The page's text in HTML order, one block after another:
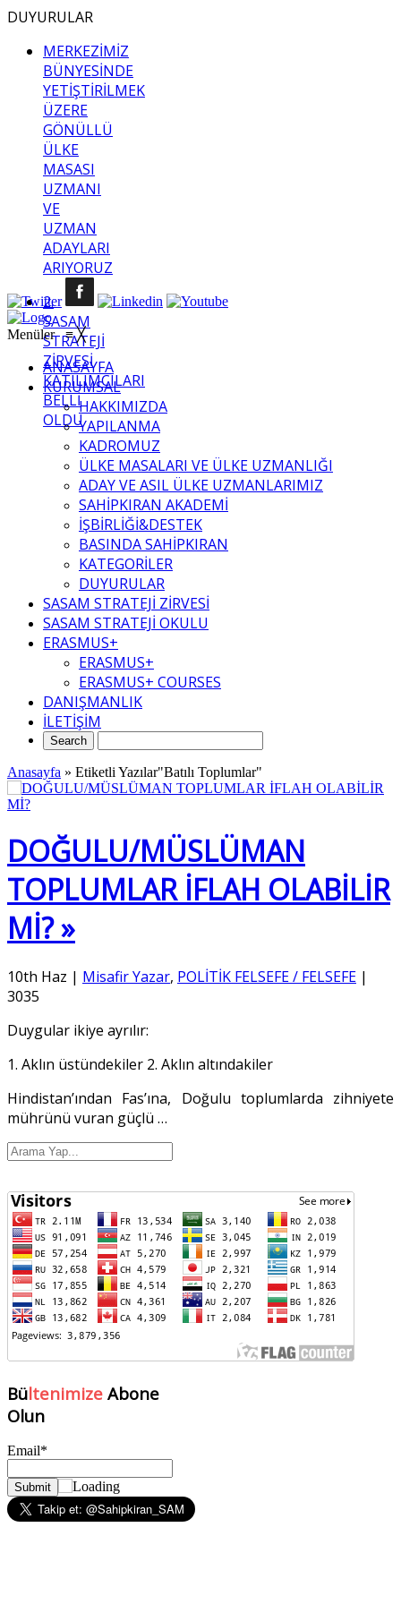
DUYURULAR
MERKEZİMİZ
BÜNYESİNDE
YETİŞTİRİLMEK
ÜZERE
GÖNÜLLÜ
ÜLKE
MASASI
UZMANI
VE
UZMAN
ADAYLARI
ARIYORUZ
2.
SASAM
STRATEJİ
ZİRVESİ
KATILIMCILARI
BELLİ
OLDU
Menüler≡ ╳
ANASAYFA
KURUMSAL
HAKKIMIZDA
YAPILANMA
KADROMUZ
ÜLKE MASALARI VE ÜLKE UZMANLIĞI
ADAY VE ASIL ÜLKE UZMANLARIMIZ
SAHİPKIRAN AKADEMİ
İŞBİRLİĞİ&DESTEK
BASINDA SAHİPKIRAN
KATEGORİLER
DUYURULAR
SASAM STRATEJİ ZİRVESİ
SASAM STRATEJİ OKULU
ERASMUS+
ERASMUS+
ERASMUS+ COURSES
DANIŞMANLIK
İLETİŞİM
Anasayfa » Etiketli Yazılar"Batılı Toplumlar"
DOĞULU/MÜSLÜMAN
TOPLUMLAR İFLAH OLABİLİR
Mİ? »
10th Haz | Misafir Yazar, POLİTİK FELSEFE / FELSEFE |
3035
Duygular ikiye ayrılır:
1. Aklın üstündekiler 2. Aklın altındakiler
Hindistan’ından Fas’ına, Doğulu toplumlarda zihniyete
mührünü vuran güçlü …
Bültenimize Abone
Olun
Email*